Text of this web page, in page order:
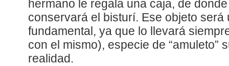
hermano le regala una caja, de
conservará el bisturí. Ese objeto será
fundamental, ya que lo llevará
con el mismo), especie de “amuleto”
realidad.